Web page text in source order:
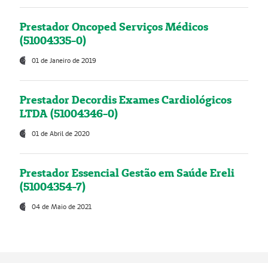
Prestador Oncoped Serviços Médicos
(51004335-0)
01 de Janeiro de 2019
Prestador Decordis Exames Cardiológicos
LTDA (51004346-0)
01 de Abril de 2020
Prestador Essencial Gestão em Saúde Ereli
(51004354-7)
04 de Maio de 2021